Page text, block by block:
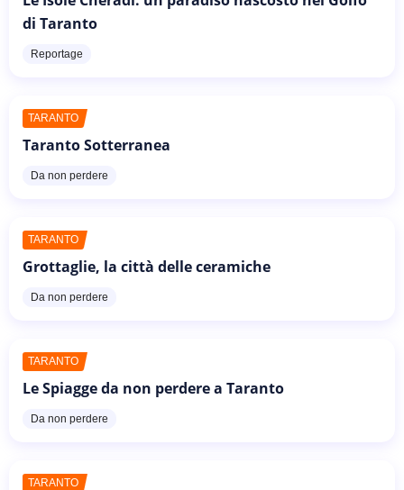
di Taranto
Reportage
TARANTO
Taranto Sotterranea
Da non perdere
TARANTO
Grottaglie, la città delle ceramiche
Da non perdere
TARANTO
Le Spiagge da non perdere a Taranto
Da non perdere
TARANTO